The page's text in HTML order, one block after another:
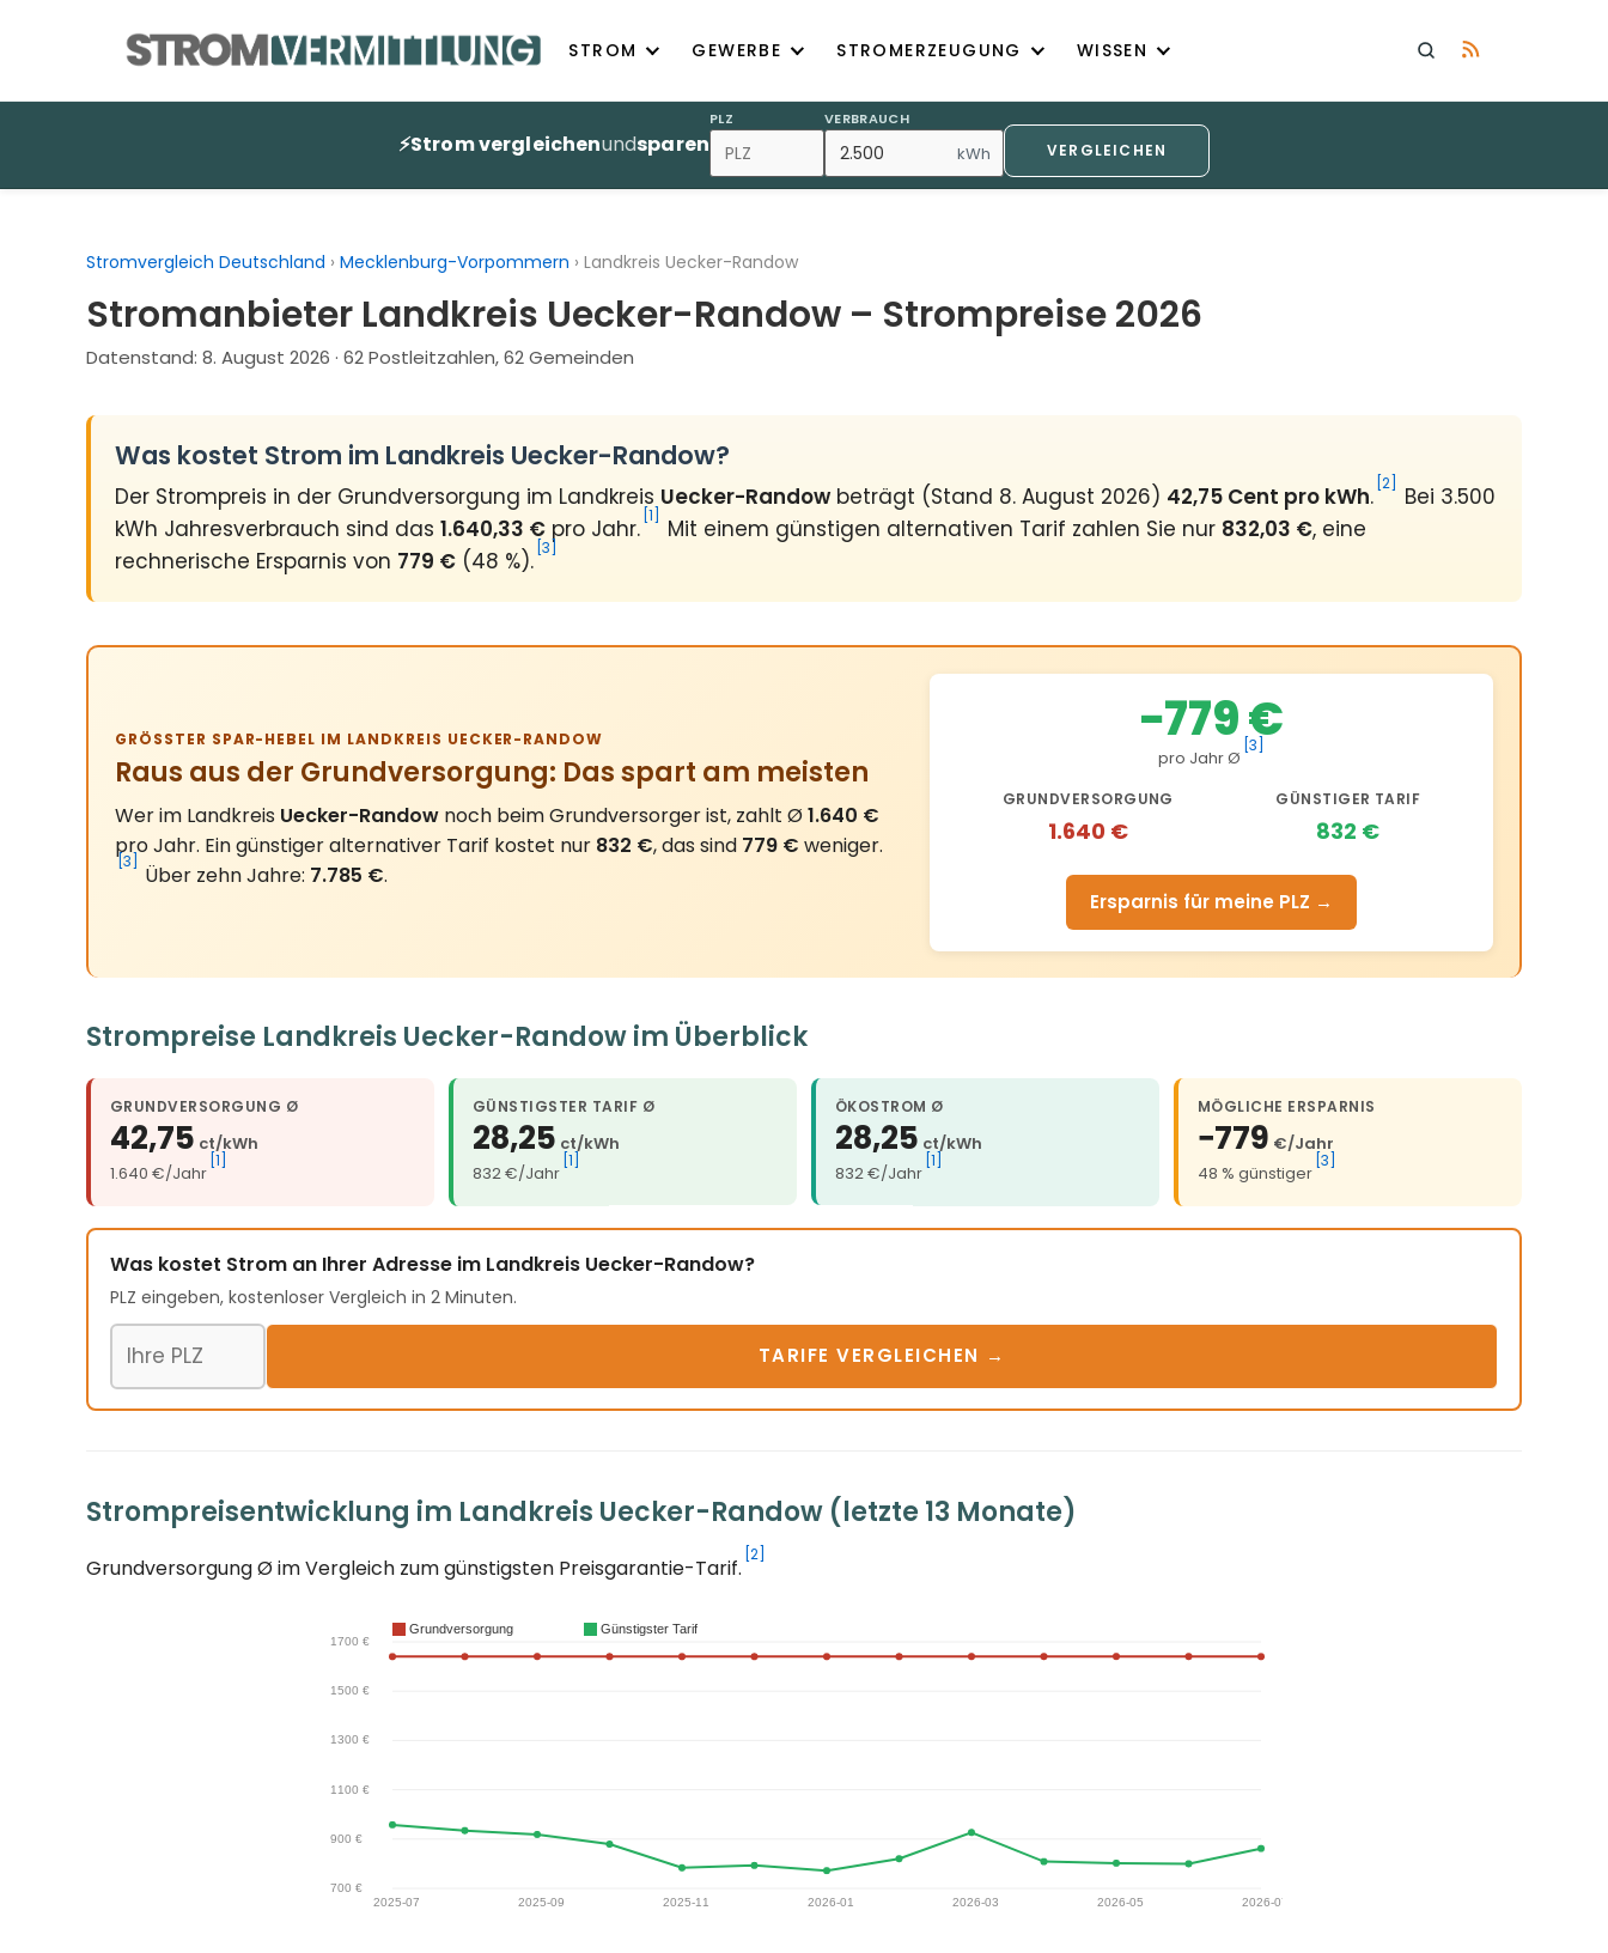
STROM GEWERBE STROMERZEUGUNG WISSEN
⚡Strom vergleichenundsparen
PLZ VERBRAUCH
kWh VERGLEICHEN
Stromvergleich Deutschland › Mecklenburg-Vorpommern › Landkreis Uecker-Randow
Stromanbieter Landkreis Uecker-Randow – Strompreise 2026
Datenstand: 8. August 2026 · 62 Postleitzahlen, 62 Gemeinden
Was kostet Strom im Landkreis Uecker-Randow?
Der Strompreis in der Grundversorgung im Landkreis Uecker-Randow beträgt (Stand 8. August 2026) 42,75 Cent pro kWh. [2]
Bei 3.500
kWh Jahresverbrauch sind das 1.640,33 € pro Jahr. [1] Mit einem günstigen alternativen Tarif zahlen Sie nur 832,03 €, eine
rechnerische Ersparnis von 779 € (48 %). [3]
GRÖSSTER SPAR-HEBEL IM LANDKREIS UECKER-RANDOW
Raus aus der Grundversorgung: Das spart am meisten
Wer im Landkreis Uecker-Randow noch beim Grundversorger ist, zahlt Ø1.640 €
pro Jahr. Ein günstiger alternativer Tarif kostet nur 832 €, das sind 779 € weniger.
[3] Über zehn Jahre: 7.785 €.
−779 €
pro Jahr Ø
[3]
GRUNDVERSORGUNG
1.640 €
GÜNSTIGER TARIF
832 €
Ersparnis für meine PLZ →
Strompreise Landkreis Uecker-Randow im Überblick
GRUNDVERSORGUNG Ø
42,75 ct/kWh
1.640 €/Jahr
[1]
GÜNSTIGSTER TARIF Ø
28,25 ct/kWh
832 €/Jahr
[1]
ÖKOSTROM Ø
28,25 ct/kWh
832 €/Jahr
[1]
MÖGLICHE ERSPARNIS
−779 €/Jahr
48 % günstiger
[3]
Was kostet Strom an Ihrer Adresse im Landkreis Uecker-Randow?
PLZ eingeben, kostenloser Vergleich in 2 Minuten.
Postleitzahl
TARIFE VERGLEICHEN →
Strompreisentwicklung im Landkreis Uecker-Randow (letzte 13 Monate)
Grundversorgung Ø im Vergleich zum günstigsten Preisgarantie-Tarif. [2]